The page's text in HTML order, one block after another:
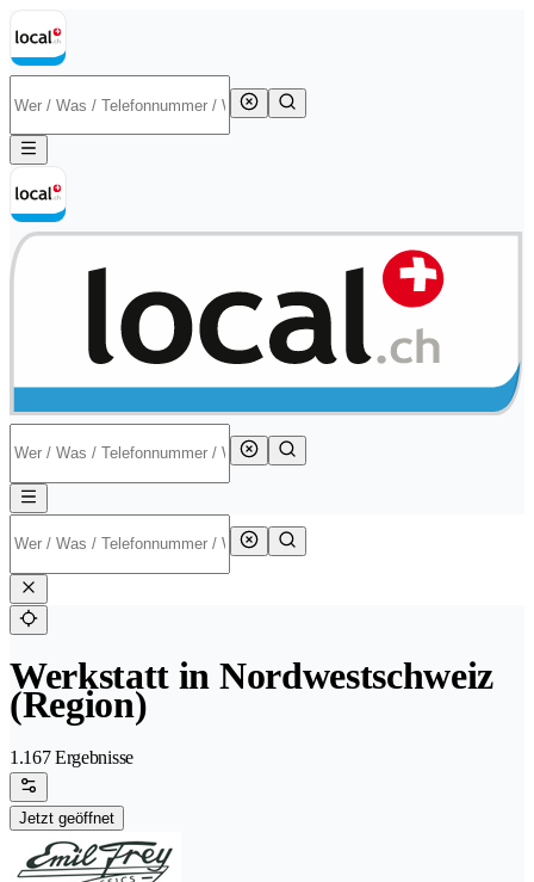
Werkstatt in Nordwestschweiz
(Region)
1.167 Ergebnisse
Jetzt geöffnet